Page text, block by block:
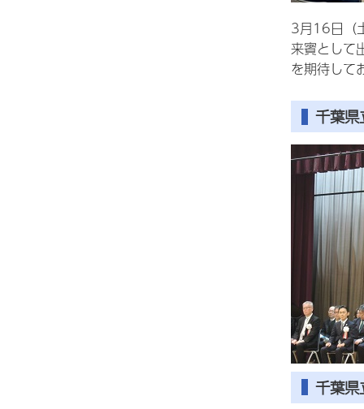
3月16日（
来賓として
を期待して
千葉
千葉